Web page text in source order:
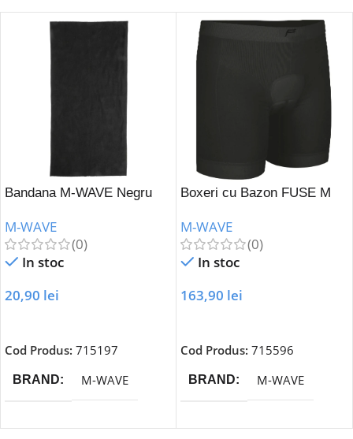
Bandana M-WAVE Negru
M-WAVE
(0)
In stoc
20,90 lei
Cod Produs: 715197
BRAND M-WAVE
Boxeri cu Bazon FUSE M
M-WAVE
(0)
In stoc
163,90 lei
Cod Produs: 715596
BRAND M-WAVE